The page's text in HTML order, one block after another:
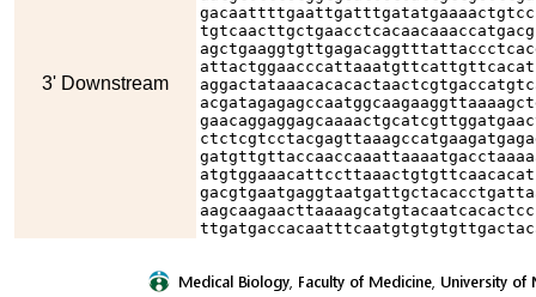
3' Downstream